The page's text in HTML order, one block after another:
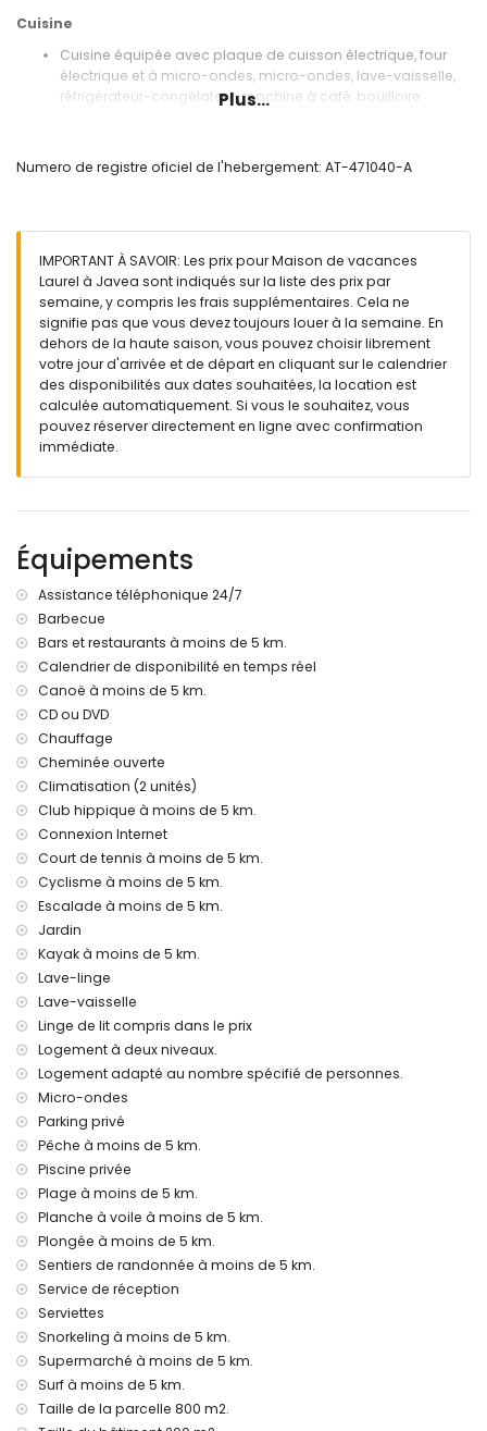
Cuisine
Cuisine équipée avec plaque de cuisson électrique, four
électrique et à micro-ondes, micro-ondes, lave-vaisselle,
réfrigérateur-congélateur, machine à café, bouilloire
bidet et toilette
2 salles de bains chacune avec lavabo simple, douche et
toilette
Extérieur de cette maison de vacances
Terrain clos
Piscine privée mesurant 12m x 6m et 2m de profondeur
Beau jardin avec pelouse, gravier, arbres et mobilier de
jardin avec transats
3 terrasses, dont 2 couvertes
Barbecue
Espace salon extérieur et espace repas extérieur
Informations supplémentaires
Ville la plus proche : Jávea (à moins de 5 kilomètres de la
maison)
Rivière ou rive la plus proche : Mer Méditerranée, Jávea (à
moins de 5 kilomètres de la maison)
Plage la plus proche : El Arenal, Jávea (à moins de 5
kilomètres de la maison)
kilomètres de la maison)
Parc le plus proche : Montgó, Jávea (à moins de 5
kilomètres de la maison)
Aéroport le plus proche : Alicante (à moins de 100
kilomètres de la maison)
Deuxième aéroport le plus proche : Valence (à plus de 100
kilomètres)
Animaux non admis
L'hébergement est très adapté pour les familles avec
enfants
Équipements et services inclus dans le prix de location de
cette maison de vacances
Internet (fibre optique)
Fer et planche à repasser
Linge de lit et serviettes
Service de réception et service d'urgence 24 heures sur 24
Chauffage central et climatisation
Équipements et services à supplément
Lit supplémentaire (sur demande)
Divertissements et activités de loisirs pour vos vacances à
Jávea, Costa Blanca
Discothèque, bar et promenade (El Arenal) (à moins de 5
kilomètres de la maison)
Sites et culture à Jávea, Costa Blanca
Musée (Histórico de Jávea, Jávea), Église (San Bartolomé,
Pueblo, Jávea), Ruine (Molinos de Viento, Jávea),
Monument (Pueblo de Jávea, Jávea), Bâtiment
architectural (Pueblo de Jávea, Jávea), Lieu historique
(Pueblo de Jávea et Jávea) (à moins de 5 kilomètres de
Plus...
Numero de registre oficiel de l'hebergement: AT-471040-A
IMPORTANT À SAVOIR: Les prix pour Maison de vacances
Laurel à Javea sont indiqués sur la liste des prix par
semaine, y compris les frais supplémentaires. Cela ne
signifie pas que vous devez toujours louer à la semaine. En
dehors de la haute saison, vous pouvez choisir librement
votre jour d'arrivée et de départ en cliquant sur le calendrier
des disponibilités aux dates souhaitées, la location est
calculée automatiquement. Si vous le souhaitez, vous
pouvez réserver directement en ligne avec confirmation
immédiate.
Équipements
Assistance téléphonique 24/7
Barbecue
Bars et restaurants à moins de 5 km.
Calendrier de disponibilité en temps réel
Canoë à moins de 5 km.
CD ou DVD
Chauffage
Cheminée ouverte
Climatisation (2 unités)
Club hippique à moins de 5 km.
Connexion Internet
Court de tennis à moins de 5 km.
Cyclisme à moins de 5 km.
Escalade à moins de 5 km.
Jardin
Kayak à moins de 5 km.
Lave-linge
Lave-vaisselle
Linge de lit compris dans le prix
Logement à deux niveaux.
Logement adapté au nombre spécifié de personnes.
Micro-ondes
Parking privé
Pêche à moins de 5 km.
Piscine privée
Plage à moins de 5 km.
Planche à voile à moins de 5 km.
Plongée à moins de 5 km.
Sentiers de randonnée à moins de 5 km.
Service de réception
Serviettes
Snorkeling à moins de 5 km.
Supermarché à moins de 5 km.
Surf à moins de 5 km.
Taille de la parcelle 800 m2.